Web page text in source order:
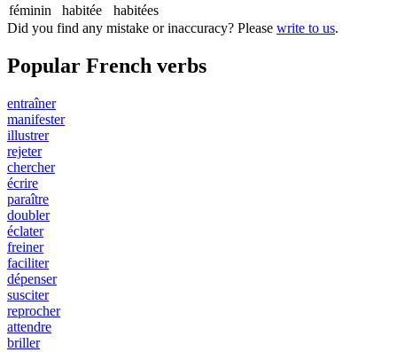
féminin
habitée
habitées
Did you find any mistake or inaccuracy? Please write to us.
Popular French verbs
entraîner
manifester
illustrer
rejeter
chercher
écrire
paraître
doubler
éclater
freiner
faciliter
dépenser
susciter
reprocher
attendre
briller